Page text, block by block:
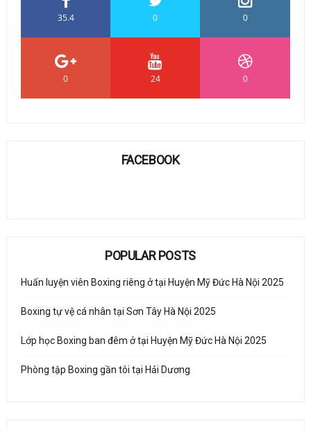
35.4 0 0
0 24 0
FACEBOOK
POPULAR POSTS
Huấn luyện viên Boxing riêng ở tại Huyện Mỹ Đức Hà Nội 2025
Boxing tự vệ cá nhân tại Sơn Tây Hà Nội 2025
Lớp học Boxing ban đêm ở tại Huyện Mỹ Đức Hà Nội 2025
Phòng tập Boxing gần tôi tại Hải Dương